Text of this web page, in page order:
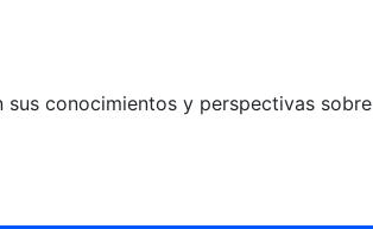
conocimientos y perspectivas sobre